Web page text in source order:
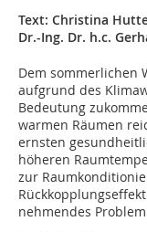
Text: Christina
Dr.-Ing. Dr. h.c.
Dem sommerlichen
aufgrund des
Bedeutung
warmen Räumen
ernsten
höheren
zur
nehmendes